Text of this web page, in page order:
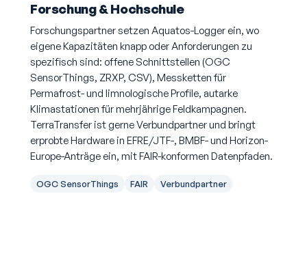
Forschung & Hochschule
Forschungspartner setzen Aquatos-Logger ein, wo
eigene Kapazitäten knapp oder Anforderungen zu
spezifisch sind: offene Schnittstellen (OGC
SensorThings, ZRXP, CSV), Messketten für
Permafrost- und limnologische Profile, autarke
Klimastationen für mehrjährige Feldkampagnen.
TerraTransfer ist gerne Verbundpartner und bringt
erprobte Hardware in EFRE/JTF-, BMBF- und Horizon-
Europe-Anträge ein, mit FAIR-konformen Datenpfaden.
OGC SensorThings FAIR Verbundpartner